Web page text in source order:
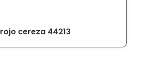
rojo cereza 44213